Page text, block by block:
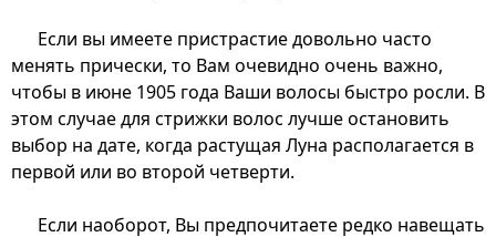
Если вы имеете пристрастие довольно часто
менять прически, то Вам очевидно очень важно,
чтобы в июне 1905 года Ваши волосы быстро росли. В
этом случае для стрижки волос лучше остановить
выбор на дате, когда растущая Луна располагается в
первой или во второй четверти.
Если наоборот, Вы предпочитаете редко навещать